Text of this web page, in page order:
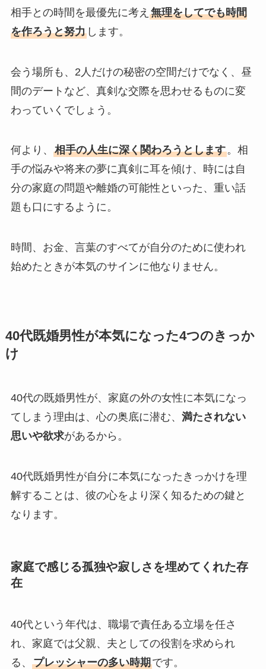
相手との時間を最優先に考え 無理をしてでも時間
を作ろうと努力します。
会う場所も、2人だけの秘密の空間だけでなく、昼
間のデートなど、真剣な交際を思わせるものに変
わっていくでしょう。
何より、 相手の人生に深く関わろうとします。相
手の悩みや将来の夢に真剣に耳を傾け、時には自
分の家庭の問題や離婚の可能性といった、重い話
題も口にするように。
時間、お金、言葉のすべてが自分のために使われ
始めたときが本気のサインに他なりません。
40代既婚男性が本気になった4つのきっか
け
40代の既婚男性が、家庭の外の女性に本気になっ
てしまう理由は、心の奥底に潜む、 満たされない
思いや欲求があるから。
40代既婚男性が自分に本気になったきっかけを理
解することは、彼の心をより深く知るための鍵と
なります。
家庭で感じる孤独や寂しさを埋めてくれた存
在
40代という年代は、職場で責任ある立場を任さ
れ、家庭では父親、夫としての役割を求められ
る、 プレッシャーの多い時期です。